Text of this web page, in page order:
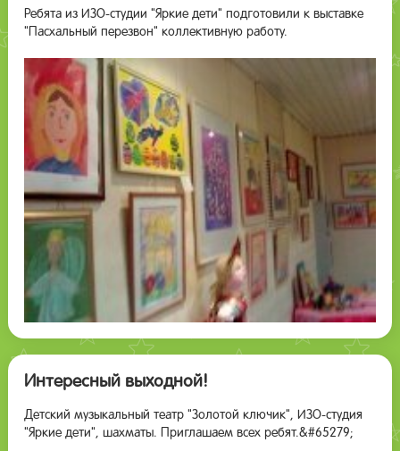
Ребята из ИЗО-студии "Яркие дети" подготовили к выставке
"Пасхальный перезвон" коллективную работу.
Интересный выходной!
Детский музыкальный театр "Золотой ключик", ИЗО-студия
"Яркие дети", шахматы. Приглашаем всех ребят.&#65279;